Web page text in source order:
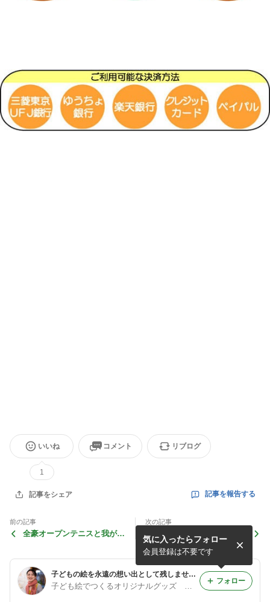
いいね
1
コメント リブログ
記事をシェア 記事を報告する
前の記事
全豪オープンテニスと我が家
次の記事
子どもの絵を永遠の想い出として残しませんか？
子ども絵でつくるオリジナルグッズ ＠イラストレーター・りゃん
気に入ったらフォロー
会員登録は不要です
フォロー